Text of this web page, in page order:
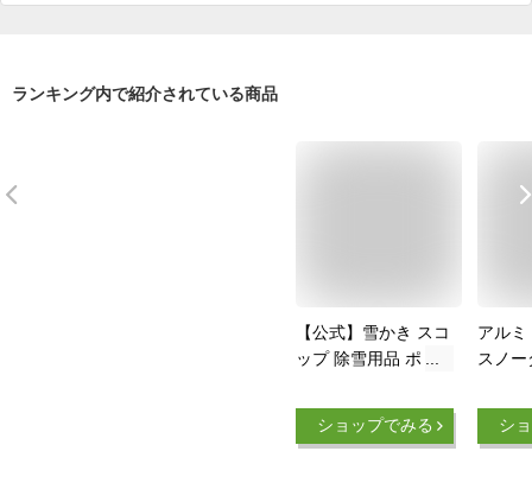
ランキング内で紹介されている商品
【公式】雪かき スコ
ップ 除雪用品 ポリ
N130 レッド アイリ
スオーヤマ 道具
ショップでみる
アルミ
スノ
スチー
シ